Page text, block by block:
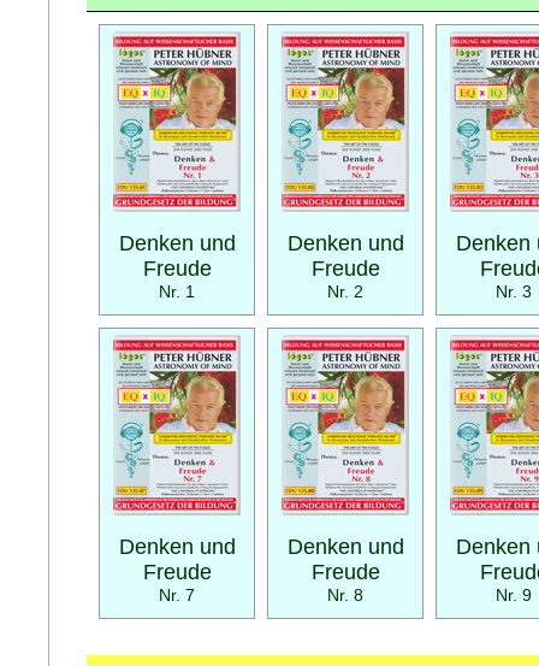
Denken und
Freude
Nr. 1
Denken und
Freude
Nr. 2
Denken
Nr. 3
Denken und
Freude
Nr. 7
Denken und
Freude
Nr. 8
Denken
Nr. 9